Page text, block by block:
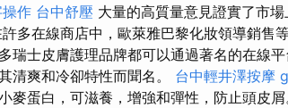
作 台中舒壓 大量的高質量意見證實了市
多在線商店中，歐萊雅巴黎化妝領導銷售
瑞士皮膚護理品牌都可以通過著名的在線
清爽和冷卻特性而聞名。 台中輕井澤按摩
麥蛋白，可滋養，增強和彈性，防止頭皮屑